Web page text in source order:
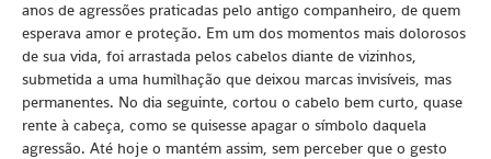
anos de agressões praticadas pelo antigo companheiro, de quem
esperava amor e proteção. Em um dos momentos mais dolorosos
de sua vida, foi arrastada pelos cabelos diante de vizinhos,
submetida a uma humilhação que deixou marcas invisíveis, mas
permanentes. No dia seguinte, cortou o cabelo bem curto, quase
rente à cabeça, como se quisesse apagar o símbolo daquela
agressão. Até hoje o mantém assim, sem perceber que o gesto